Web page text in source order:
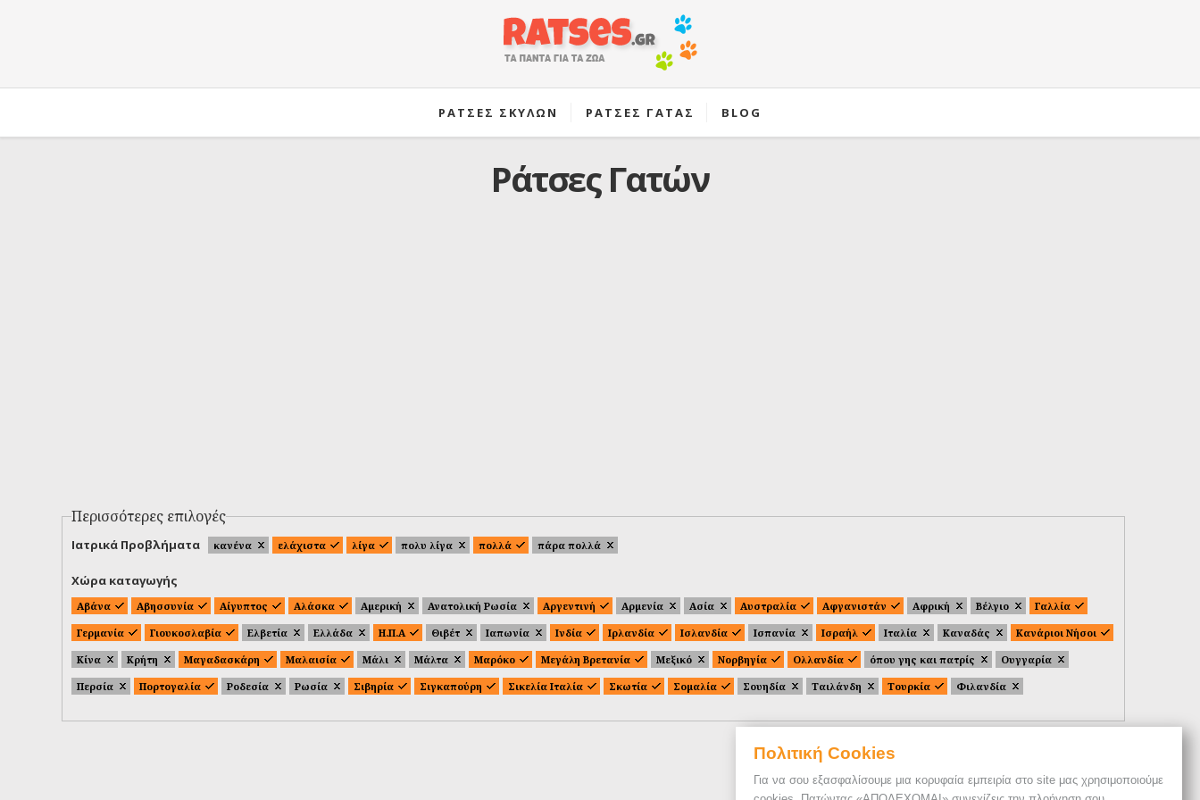
Πολιτική Cookies
Για να σου εξασφαλίσουμε μια κορυφαία εμπειρία στο site μας χρησιμοποιούμε
ΡΑΤΣΕΣ ΣΚΥΛΩΝ ΡΑΤΣΕΣ ΓΑΤΑΣ BLOG
Ράτσες Γατών
Περισσότερες επιλογές
Ιατρικά Προβλήματα κανένα ελάχιστα λίγα πολυ λίγα πολλά πάρα πολλά
Χώρα καταγωγής
Αβάνα Αβησσυνία Αίγυπτος Αλάσκα Αμερική Ανατολική Ρωσία Αργεντινή Αρμενία Ασία Αυστραλία Αφγανιστάν Αφρική Βέλγιο
Γαλλία
Γερμανία
Γιουκοσλαβία Ελβετία Ελλάδα Η.Π.Α Θιβέτ Ιαπωνία Ινδία Ιρλανδία Ισλανδία Ισπανία Ισραήλ Ιταλία Καναδάς
Κανάριοι Νήσοι
Κίνα
Κρήτη Μαγαδασκάρη Μαλαισία Μάλι Μάλτα Μαρόκο Μεγάλη Βρετανία Μεξικό Νορβηγία Ολλανδία όπου γης και πατρίς
Ουγγαρία
Περσία
Πορτογαλία Ροδεσία Ρωσία Σιβηρία Σιγκαπούρη Σικελία Ιταλία Σκωτία Σομαλία Σουηδία Ταιλάνδη Τουρκία Φιλανδία